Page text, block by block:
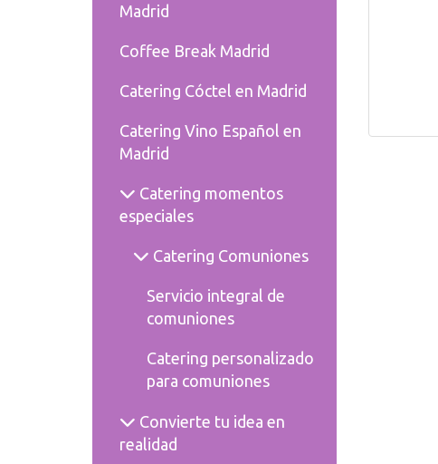
Madrid
Coffee Break Madrid
Catering Cóctel en Madrid
Catering Vino Español en
Madrid
Catering momentos
especiales
Catering Comuniones
Servicio integral de
comuniones
Catering personalizado
para comuniones
Convierte tu idea en
realidad